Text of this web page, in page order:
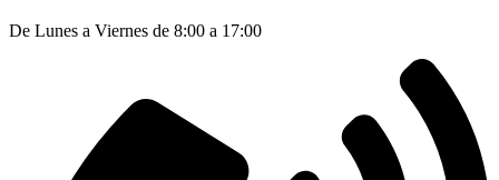
De Lunes a Viernes de 8:00 a 17:00